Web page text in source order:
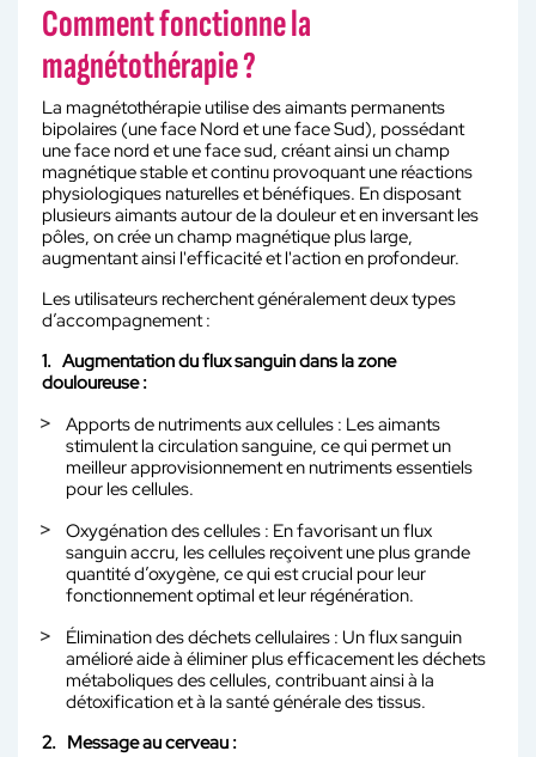
Comment fonctionne la
magnétothérapie ?
La magnétothérapie utilise des aimants permanents
bipolaires (une face Nord et une face Sud), possédant
une face nord et une face sud, créant ainsi un champ
magnétique stable et continu provoquant une réactions
physiologiques naturelles et bénéfiques. En disposant
plusieurs aimants autour de la douleur et en inversant les
pôles, on crée un champ magnétique plus large,
augmentant ainsi l'efficacité et l'action en profondeur.
Les utilisateurs recherchent généralement deux types
d’accompagnement :
1. Augmentation du flux sanguin dans la zone
douloureuse :
Apports de nutriments aux cellules : Les aimants
stimulent la circulation sanguine, ce qui permet un
meilleur approvisionnement en nutriments essentiels
pour les cellules.
Oxygénation des cellules : En favorisant un flux
sanguin accru, les cellules reçoivent une plus grande
quantité d’oxygène, ce qui est crucial pour leur
fonctionnement optimal et leur régénération.
Élimination des déchets cellulaires : Un flux sanguin
amélioré aide à éliminer plus efficacement les déchets
métaboliques des cellules, contribuant ainsi à la
détoxification et à la santé générale des tissus.
2. Message au cerveau :